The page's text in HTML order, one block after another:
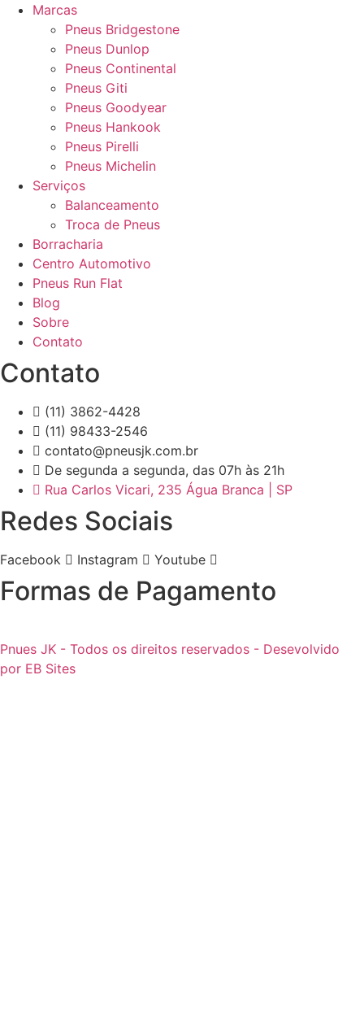
Marcas
Pneus Bridgestone
Pneus Dunlop
Pneus Continental
Pneus Giti
Pneus Goodyear
Pneus Hankook
Pneus Pirelli
Pneus Michelin
Serviços
Balanceamento
Troca de Pneus
Borracharia
Centro Automotivo
Pneus Run Flat
Blog
Sobre
Contato
Contato
(11) 3862-4428
(11) 98433-2546
contato@pneusjk.com.br
De segunda a segunda, das 07h às 21h
Rua Carlos Vicari, 235 Água Branca | SP
Redes Sociais
Facebook Instagram Youtube
Formas de Pagamento
Pnues JK - Todos os direitos reservados - Desevolvido
por EB Sites